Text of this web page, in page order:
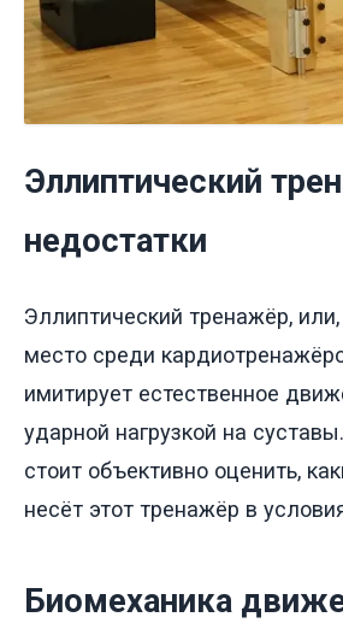
Эллиптический
недостатки
Эллиптический тренажёр,
место среди
имитирует естественное
ударной нагрузкой на
стоит объективно оценить,
несёт этот тренажёр в
Биомеханика